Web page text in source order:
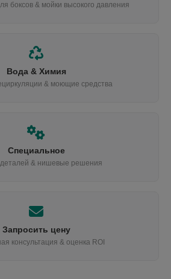
боксов & мойки высокого давления
Вода & Химия
& моющие средства
Специальное
деталей & нишевые решения
Запросить цену
консультация & оценка ROI